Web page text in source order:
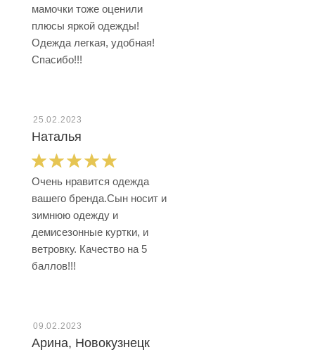
мамочки тоже оценили
плюсы яркой одежды!
Одежда легкая, удобная!
Спасибо!!!
25.02.2023
Наталья
Очень нравится одежда
вашего бренда.Сын носит и
зимнюю одежду и
демисезонные куртки, и
ветровку. Качество на 5
баллов!!!
09.02.2023
Арина, Новокузнецк